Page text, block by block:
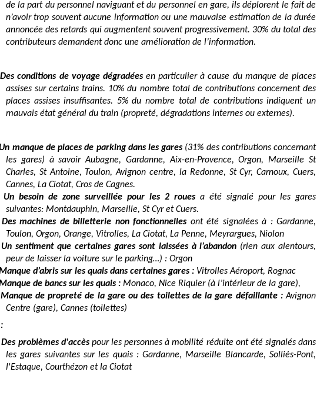
de la part du personnel naviguant et du personnel en gare, ils déplorent le fait de
n’avoir trop souvent aucune information ou une mauvaise estimation de la durée
annoncée des retards qui augmentent souvent progressivement. 30% du total des
contributeurs demandent donc une amélioration de l’information.
Des conditions de voyage dégradéesen particulier à cause du manque de places
assises sur certains trains. 10% du nombre total de contributions concernent des
places assises insuffisantes. 5% du nombre total de contributions indiquent un
mauvais état général du train (propreté, dégradations internes ou externes).
Un manque de places de parking dans les gares(31% des contributions concernant
les gares) à savoir Aubagne, Gardanne, Aix-en-Provence, Orgon, Marseille St
Charles, St Antoine, Toulon, Avignon centre, la Redonne, St Cyr, Carnoux, Cuers,
Cannes, La Ciotat, Cros de Cagnes.
Un besoin de zone surveillée pour les 2 rouesa été signalé pour les gares
suivantes: Montdauphin, Marseille, St Cyr et Cuers.
Des machines de billetterie non fonctionnelles ont été signalées à : Gardanne,
Toulon, Orgon, Orange, Vitrolles, La Ciotat, La Penne, Meyrargues, Niolon
Un sentiment que certaines gares sont laissées à l’abandon (rien aux alentours,
peur de laisser la voiture sur le parking…) : Orgon
d’abris sur les quais dans certaines gares : Vitrolles Aéroport, Rognac
de bancs sur les quais : Monaco, Nice Riquier (à l’intérieur de la gare),
Manque de propreté de la gare ou des toilettes de la gare défaillante :Avignon
Centre (gare), Cannes (toilettes)
Des problèmes d'accèspour les personnes à mobilité réduite ont été signalés dans
les gares suivantes sur les quais : Gardanne, Marseille Blancarde, Solliès-Pont,
l'Estaque, Courthézon et la Ciotat